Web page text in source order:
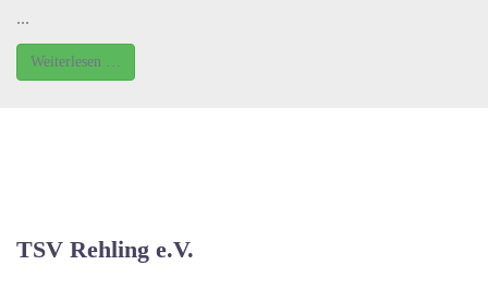
...
Weiterlesen …
TSV Rehling e.V.